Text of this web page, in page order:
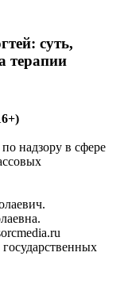
суть,
терапии
надзору в сфере